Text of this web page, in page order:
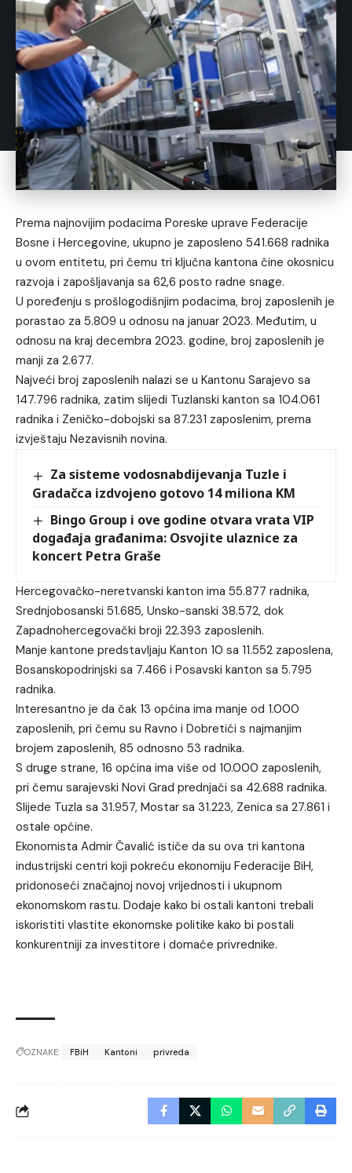
Prema najnovijim podacima Poreske uprave Federacije
Bosne i Hercegovine, ukupno je zaposleno 541.668 radnika
u ovom entitetu, pri čemu tri ključna kantona čine okosnicu
razvoja i zapošljavanja sa 62,6 posto radne snage.
U poređenju s prošlogodišnjim podacima, broj zaposlenih je
porastao za 5.809 u odnosu na januar 2023. Međutim, u
odnosu na kraj decembra 2023. godine, broj zaposlenih je
manji za 2.677.
Najveći broj zaposlenih nalazi se u Kantonu Sarajevo sa
147.796 radnika, zatim slijedi Tuzlanski kanton sa 104.061
radnika i Zeničko-dobojski sa 87.231 zaposlenim, prema
izvještaju Nezavisnih novina.
Za sisteme vodosnabdijevanja Tuzle i
Gradačca izdvojeno gotovo 14 miliona KM
Bingo Group i ove godine otvara vrata VIP
događaja građanima: Osvojite ulaznice za
koncert Petra Graše
Hercegovačko-neretvanski kanton ima 55.877 radnika,
Srednjobosanski 51.685, Unsko-sanski 38.572, dok
Zapadnohercegovački broji 22.393 zaposlenih.
Manje kantone predstavljaju Kanton 10 sa 11.552 zaposlena,
Bosanskopodrinjski sa 7.466 i Posavski kanton sa 5.795
radnika.
Interesantno je da čak 13 općina ima manje od 1.000
zaposlenih, pri čemu su Ravno i Dobretići s najmanjim
brojem zaposlenih, 85 odnosno 53 radnika.
S druge strane, 16 općina ima više od 10.000 zaposlenih,
pri čemu sarajevski Novi Grad prednjači sa 42.688 radnika.
Slijede Tuzla sa 31.957, Mostar sa 31.223, Zenica sa 27.861 i
ostale općine.
Ekonomista Admir Čavalić ističe da su ova tri kantona
industrijski centri koji pokreću ekonomiju Federacije BiH,
pridonoseći značajnoj novoj vrijednosti i ukupnom
ekonomskom rastu. Dodaje kako bi ostali kantoni trebali
iskoristiti vlastite ekonomske politike kako bi postali
konkurentniji za investitore i domaće privrednike.
OZNAKE: FBiH Kantoni privreda